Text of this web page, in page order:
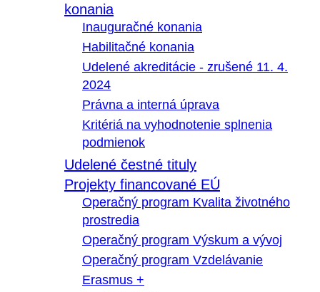
konania
Inauguračné konania
Habilitačné konania
Udelené akreditácie - zrušené 11. 4.
2024
Právna a interná úprava
Kritériá na vyhodnotenie splnenia
podmienok
Udelené čestné tituly
Projekty financované EÚ
Operačný program Kvalita životného
prostredia
Operačný program Výskum a vývoj
Operačný program Vzdelávanie
Erasmus +